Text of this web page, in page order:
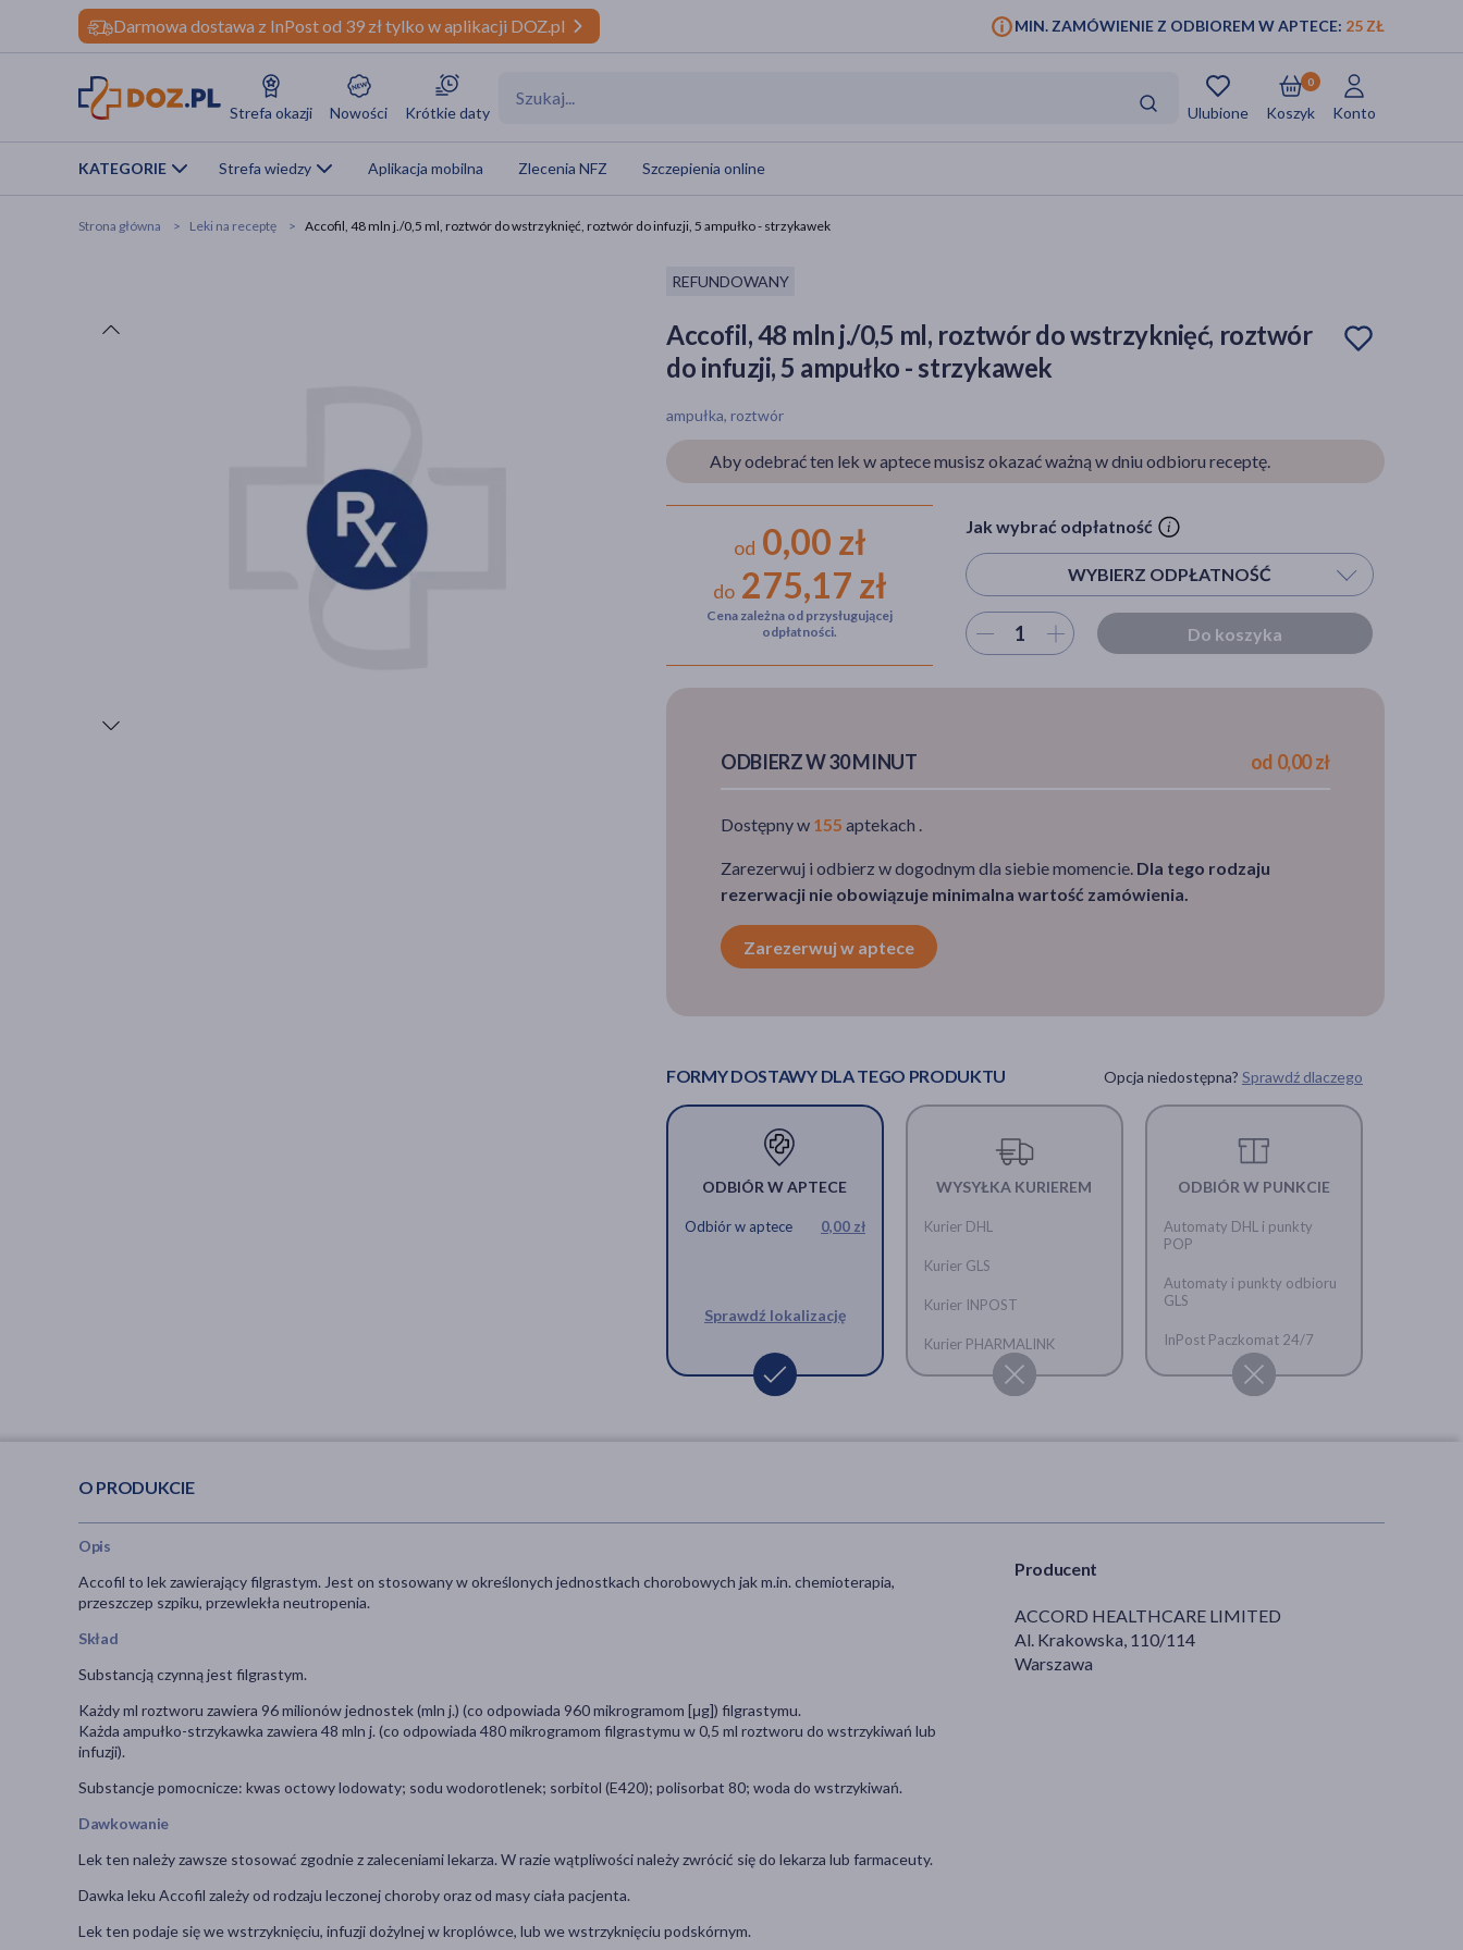
Darmowa dostawa z InPost od 39 zł tylko w aplikacji DOZ.pl MIN. ZAMÓWIENIE Z ODBIOREM W APTECE: 25 ZŁ
Strefa okazji Nowości Krótkie daty Ulubione Koszyk
0
Konto
KATEGORIE Strefa wiedzy Aplikacja mobilna Zlecenia NFZ Szczepienia online
Strona główna Leki na receptę Accofil, 48 mln j./0,5 ml, roztwór do wstrzyknięć, roztwór do infuzji, 5 ampułko - strzykawek
REFUNDOWANY
Accofil, 48 mln j./0,5 ml, roztwór do wstrzyknięć, roztwór
do infuzji, 5 ampułko - strzykawek
ampułka, roztwór
Aby odebrać ten lek w aptece musisz okazać ważną w dniu odbioru receptę.
od 0,00 zł
do275,17 zł
Cena zależna od przysługującej
odpłatności.
Jak wybrać odpłatność
WYBIERZ ODPŁATNOŚĆ
Wybierz odpłatność
100%
Wybierz ilość Do koszyka
ODBIERZ W 30 MINUT od 0,00 zł
Dostępny w 155 aptekach .
Zarezerwuj i odbierz w dogodnym dla siebie momencie. Dla tego rodzaju
rezerwacji nie obowiązuje minimalna wartość zamówienia.
Zarezerwuj w aptece
FORMY DOSTAWY DLA TEGO PRODUKTU Opcja niedostępna? Sprawdź dlaczego
ODBIÓR W APTECE
Odbiór w aptece 0,00 zł
Sprawdź lokalizację
WYSYŁKA KURIEREM
Kurier DHL
Kurier GLS
Kurier INPOST
Kurier PHARMALINK
ODBIÓR W PUNKCIE
Automaty DHL i punkty
POP
Automaty i punkty odbioru
GLS
InPost Paczkomat 24/7
O PRODUKCIE
Producent
ACCORD HEALTHCARE LIMITED
Al. Krakowska, 110/114
Warszawa
Opis
Accofil to lek zawierający filgrastym. Jest on stosowany w określonych jednostkach chorobowych jak m.in. chemioterapia,
przeszczep szpiku, przewlekła neutropenia.
Skład
Substancją czynną jest filgrastym.
Każdy ml roztworu zawiera 96 milionów jednostek (mln j.) (co odpowiada 960 mikrogramom [μg]) filgrastymu.
Każda ampułko-strzykawka zawiera 48 mln j. (co odpowiada 480 mikrogramom filgrastymu w 0,5 ml roztworu do wstrzykiwań lub
infuzji).
Substancje pomocnicze: kwas octowy lodowaty; sodu wodorotlenek; sorbitol (E420); polisorbat 80; woda do wstrzykiwań.
Dawkowanie
Lek ten należy zawsze stosować zgodnie z zaleceniami lekarza. W razie wątpliwości należy zwrócić się do lekarza lub farmaceuty.
Dawka leku Accofil zależy od rodzaju leczonej choroby oraz od masy ciała pacjenta.
Lek ten podaje się we wstrzyknięciu, infuzji dożylnej w kroplówce, lub we wstrzyknięciu podskórnym.